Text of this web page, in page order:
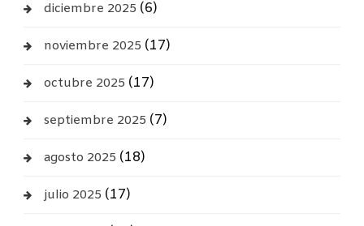
diciembre 2025 (6)
noviembre 2025 (17)
octubre 2025 (17)
septiembre 2025 (7)
agosto 2025 (18)
julio 2025 (17)